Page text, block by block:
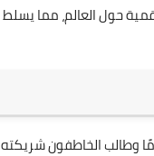
حول العالم، مما يسلط
عدة حوادث بارزة. ففي منتصف يونيو، اختُطف شاب يبلغ من العمر 23 عامًا وطالب الخاطفون شريكته